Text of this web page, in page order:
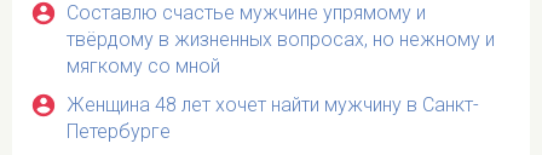
Составлю счастье мужчине упрямому и
твёрдому в жизненных вопросах, но нежному и
мягкому со мной
Женщина 48 лет хочет найти мужчину в Санкт-
Петербурге